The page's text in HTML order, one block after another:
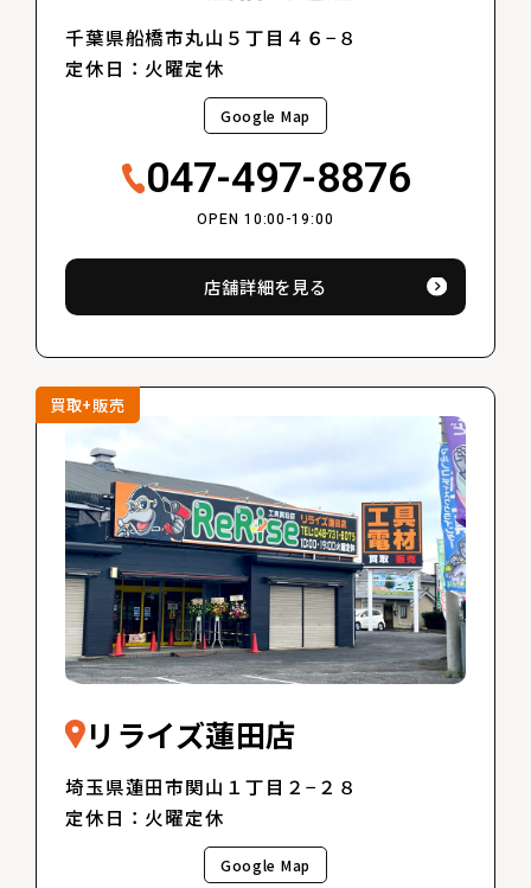
千葉県船橋市丸山５丁目４６−８
定休日：火曜定休
Google Map
047-497-8876
OPEN 10:00-19:00
店舗詳細を見る
買取+販売
リライズ蓮田店
埼玉県蓮田市関山１丁目２−２８
定休日：火曜定休
Google Map